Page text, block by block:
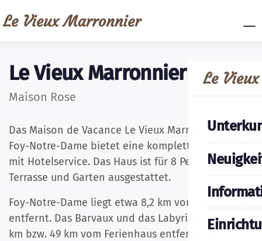
Le Vieux Marronnier
Maison Rose
Das Maison de Vacance Le Vieux Marronnier in
Foy-Notre-Dame bietet eine komplette Unterkunft
mit Hotelservice. Das Haus ist für 8 Personen mit
Terrasse und Garten ausgestattet.
Foy-Notre-Dame liegt etwa 8,2 km von Anseremme
entfernt. Das Barvaux und das Labyrinth sind 48
km bzw. 49 km vom Ferienhaus entfernt. Durbuy